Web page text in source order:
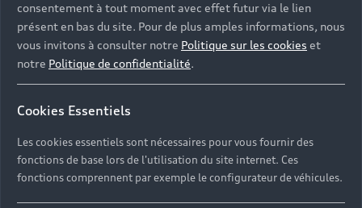
consentement à tout moment avec effet futur via le lien
présent en bas du site. Pour de plus amples informations, nous
vous invitons à consulter notre Politique sur les cookies et
notre Politique de confidentialité.
Cookies Essentiels
Les cookies essentiels sont nécessaires pour vous fournir des
fonctions de base lors de l'utilisation du site internet. Ces
fonctions comprennent par exemple le configurateur de véhicules.
Des véhicules
qui répondent à
l’ensemble de
vos besoins
Chez Audi Bordeaux, plusieurs dizaines de